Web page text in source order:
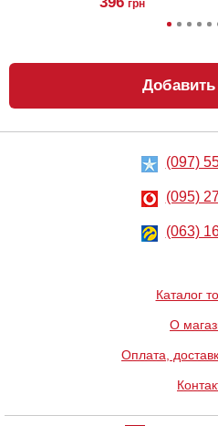
грн
Чулки Maeve 20
грн
belt
(097)
(095)
(063)
Каталог
О
Оплата,